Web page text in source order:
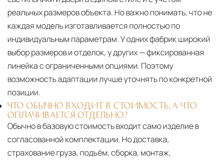
реальных размеров объекта. Но важно понимать, что не
каждая модель изготавливается полностью по
индивидуальным параметрам. У одних фабрик широкий
выбор размеров и отделок, у других — фиксированная
линейка с ограниченными опциями. Поэтому
возможность адаптации лучше уточнять по конкретной
позиции.
ЧТО ОБЫЧНО ВХОДИТ В СТОИМОСТЬ, А ЧТО
ОПЛАЧИВАЕТСЯ ОТДЕЛЬНО?
Обычно в базовую стоимость входит само изделие в
согласованной комплектации. Но доставка,
страхование груза, подъём, сборка, монтаж,